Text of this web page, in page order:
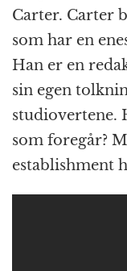
Carter. Carter
som har en
Han er en
sin egen
studiovertene.
som foregår?
establishment